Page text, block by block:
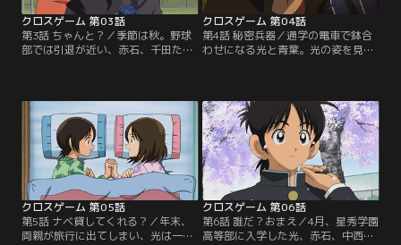
クロスゲーム 第03話
第3話 ちゃんと？／季節は秋。野球
部では引退が近い、赤石、千田たち
が流れている。お調子者の千田は、
巻原たちに取り入ろうと、ゴマすり
に奔走するのだった。光と中西は、
小学生のときの友人と久しぶりに草
野球をすることに…。【提供：バン
ダイチャンネル】
クロスゲーム 第04話
第4話 秘密兵器／通学の電車で鉢合
わせになる光と青葉。光の姿を見つ
窓外に強盗らしき姿を見つける。動
体視力の優れた青葉だけが気づいた
ようだった。青葉は、強盗の人影を
見た場所へと、わき目もふらずに駆
け出すが…。【提供：バンダイチャ
ンネル】
クロスゲーム 第05話
第5話 ナベ貸してくれる？／年末、
両親が旅行に出てしまい、光は一人
クロスゲーム 第06話
第6話 誰だ？おまえ／4月、星秀学園
高等部に入学した光、赤石、中西。